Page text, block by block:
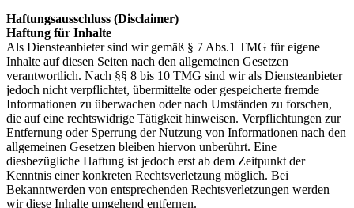
Haftungsausschluss (Disclaimer)
Haftung für Inhalte
Als Diensteanbieter sind wir gemäß § 7 Abs.1 TMG für eigene
Inhalte auf diesen Seiten nach den allgemeinen Gesetzen
verantwortlich. Nach §§ 8 bis 10 TMG sind wir als Diensteanbieter
jedoch nicht verpflichtet, übermittelte oder gespeicherte fremde
Informationen zu überwachen oder nach Umständen zu forschen,
die auf eine rechtswidrige Tätigkeit hinweisen. Verpflichtungen zur
Entfernung oder Sperrung der Nutzung von Informationen nach den
allgemeinen Gesetzen bleiben hiervon unberührt. Eine
diesbezügliche Haftung ist jedoch erst ab dem Zeitpunkt der
Kenntnis einer konkreten Rechtsverletzung möglich. Bei
Bekanntwerden von entsprechenden Rechtsverletzungen werden
wir diese Inhalte umgehend entfernen.